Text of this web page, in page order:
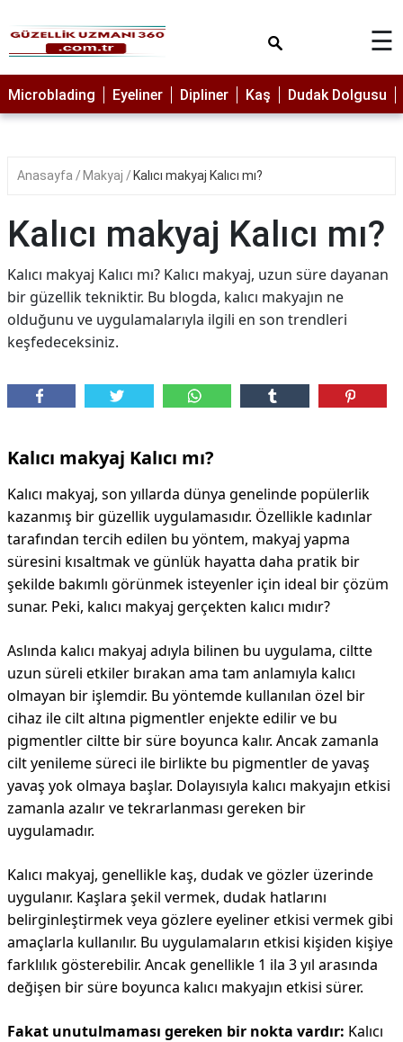
MAKYAJ
MİCROBLADİNG
LAZER
PROTEZ
PEELİNG
ERKEK
BAKIMI
CİLT
BAKIMI
☰
Microblading Eyeliner Dipliner Kaş Dudak Dolgusu
Anasayfa Makyaj Kalıcı makyaj Kalıcı mı?
Kalıcı makyaj Kalıcı mı?
Kalıcı makyaj Kalıcı mı? Kalıcı makyaj, uzun süre dayanan
bir güzellik tekniktir. Bu blogda, kalıcı makyajın ne
olduğunu ve uygulamalarıyla ilgili en son trendleri
keşfedeceksiniz.
Kalıcı makyaj Kalıcı mı?
Kalıcı makyaj, son yıllarda dünya genelinde popülerlik
kazanmış bir güzellik uygulamasıdır. Özellikle kadınlar
tarafından tercih edilen bu yöntem, makyaj yapma
süresini kısaltmak ve günlük hayatta daha pratik bir
şekilde bakımlı görünmek isteyenler için ideal bir çözüm
sunar. Peki, kalıcı makyaj gerçekten kalıcı mıdır?
Aslında kalıcı makyaj adıyla bilinen bu uygulama, ciltte
uzun süreli etkiler bırakan ama tam anlamıyla kalıcı
olmayan bir işlemdir. Bu yöntemde kullanılan özel bir
cihaz ile cilt altına pigmentler enjekte edilir ve bu
pigmentler ciltte bir süre boyunca kalır. Ancak zamanla
cilt yenileme süreci ile birlikte bu pigmentler de yavaş
yavaş yok olmaya başlar. Dolayısıyla kalıcı makyajın etkisi
zamanla azalır ve tekrarlanması gereken bir
uygulamadır.
Kalıcı makyaj, genellikle kaş, dudak ve gözler üzerinde
uygulanır. Kaşlara şekil vermek, dudak hatlarını
belirginleştirmek veya gözlere eyeliner etkisi vermek gibi
amaçlarla kullanılır. Bu uygulamaların etkisi kişiden kişiye
farklılık gösterebilir. Ancak genellikle 1 ila 3 yıl arasında
değişen bir süre boyunca kalıcı makyajın etkisi sürer.
Fakat unutulmaması gereken bir nokta vardır: Kalıcı